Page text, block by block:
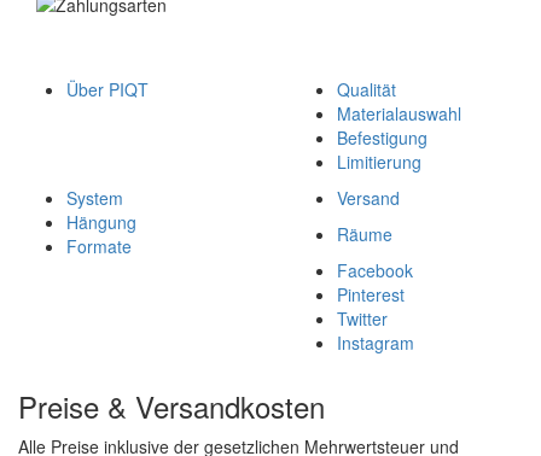
Über PIQT
Qualität
Materialauswahl
Befestigung
Limitierung
System
Hängung
Formate
Versand
Räume
Facebook
Pinterest
Twitter
Instagram
Preise & Versandkosten
Alle Preise inklusive der gesetzlichen Mehrwertsteuer und